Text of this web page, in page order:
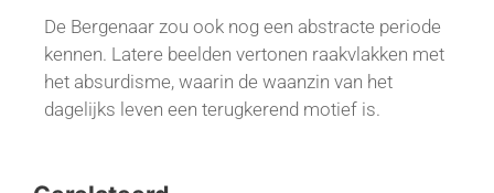
De Bergenaar zou ook nog een abstracte periode
kennen. Latere beelden vertonen raakvlakken met
het absurdisme, waarin de waanzin van het
dagelijks leven een terugkerend motief is.